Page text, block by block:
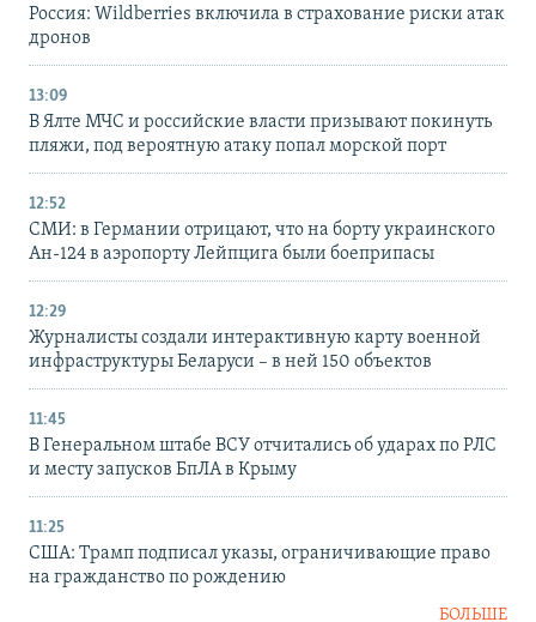
Россия: Wildberries включила в страхование риски атак
дронов
13:09
В Ялте МЧС и российские власти призывают покинуть
пляжи, под вероятную атаку попал морской порт
12:52
СМИ: в Германии отрицают, что на борту украинского
Ан-124 в аэропорту Лейпцига были боеприпасы
12:29
Журналисты создали интерактивную карту военной
инфраструктуры Беларуси – в ней 150 объектов
11:45
В Генеральном штабе ВСУ отчитались об ударах по РЛС
и месту запусков БпЛА в Крыму
11:25
США: Трамп подписал указы, ограничивающие право
на гражданство по рождению
БОЛЬШЕ